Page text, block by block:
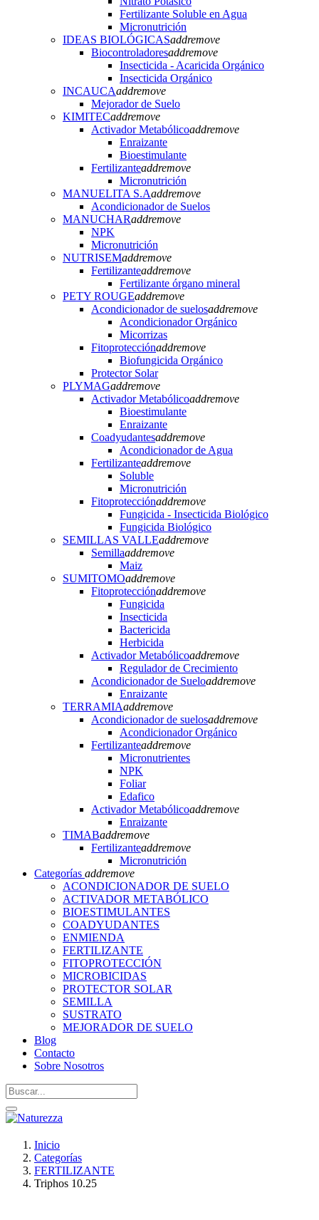
Fertilizante Soluble en Agua
Micronutrición
IDEAS BIOLÓGICASaddremove
Biocontroladoresaddremove
Insecticida - Acaricida Orgánico
Insecticida Orgánico
INCAUCAaddremove
Mejorador de Suelo
KIMITECaddremove
Activador Metabólicoaddremove
Enraizante
Bioestimulante
Fertilizanteaddremove
Micronutrición
MANUELITA S.Aaddremove
Acondicionador de Suelos
MANUCHARaddremove
NPK
Micronutrición
NUTRISEMaddremove
Fertilizanteaddremove
Fertilizante órgano mineral
PETY ROUGEaddremove
Acondicionador de suelosaddremove
Acondicionador Orgánico
Micorrizas
Fitoprotecciónaddremove
Biofungicida Orgánico
Protector Solar
PLYMAGaddremove
Activador Metabólicoaddremove
Bioestimulante
Enraizante
Coadyudantesaddremove
Acondicionador de Agua
Fertilizanteaddremove
Soluble
Micronutrición
Fitoprotecciónaddremove
Fungicida - Insecticida Biológico
Fungicida Biológico
SEMILLAS VALLEaddremove
Semillaaddremove
Maiz
SUMITOMOaddremove
Fitoprotecciónaddremove
Fungicida
Insecticida
Bactericida
Herbicida
Activador Metabólicoaddremove
Regulador de Crecimiento
Acondicionador de Sueloaddremove
Enraizante
TERRAMIAaddremove
Acondicionador de suelosaddremove
Acondicionador Orgánico
Fertilizanteaddremove
Micronutrientes
NPK
Foliar
Edafico
Activador Metabólicoaddremove
Enraizante
TIMABaddremove
Fertilizanteaddremove
Micronutrición
Categorías addremove
ACONDICIONADOR DE SUELO
ACTIVADOR METABÓLICO
BIOESTIMULANTES
COADYUDANTES
ENMIENDA
FERTILIZANTE
FITOPROTECCIÓN
MICROBICIDAS
PROTECTOR SOLAR
SEMILLA
SUSTRATO
MEJORADOR DE SUELO
Blog
Contacto
Sobre Nosotros
Inicio
Categorías
FERTILIZANTE
Triphos 10.25